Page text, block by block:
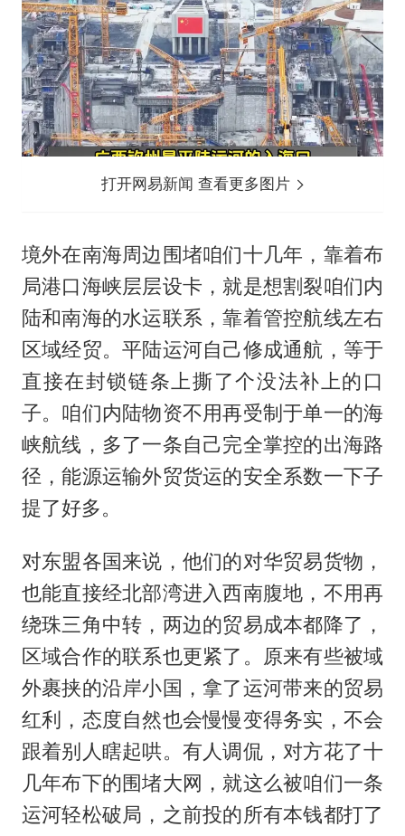
打开网易新闻 查看更多图片
境外在南海周边围堵咱们十几年，靠着布
局港口海峡层层设卡，就是想割裂咱们内
陆和南海的水运联系，靠着管控航线左右
区域经贸。平陆运河自己修成通航，等于
直接在封锁链条上撕了个没法补上的口
子。咱们内陆物资不用再受制于单一的海
峡航线，多了一条自己完全掌控的出海路
径，能源运输外贸货运的安全系数一下子
提了好多。
对东盟各国来说，他们的对华贸易货物，
也能直接经北部湾进入西南腹地，不用再
绕珠三角中转，两边的贸易成本都降了，
区域合作的联系也更紧了。原来有些被域
外裹挟的沿岸小国，拿了运河带来的贸易
红利，态度自然也会慢慢变得务实，不会
跟着别人瞎起哄。有人调侃，对方花了十
几年布下的围堵大网，就这么被咱们一条
运河轻松破局，之前投的所有本钱都打了